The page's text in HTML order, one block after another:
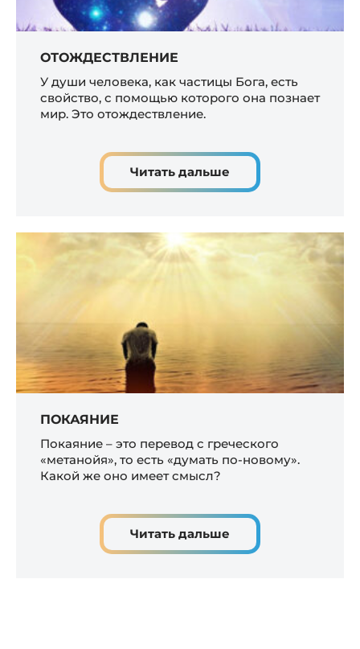
ОТОЖДЕСТВЛЕНИЕ
У души человека, как частицы Бога, есть
свойство, с помощью которого она познает
мир. Это отождествление.
Читать дальше
ПОКАЯНИЕ
Покаяние – это перевод с греческого
«метанойя», то есть «думать по-новому».
Какой же оно имеет смысл?
Читать дальше